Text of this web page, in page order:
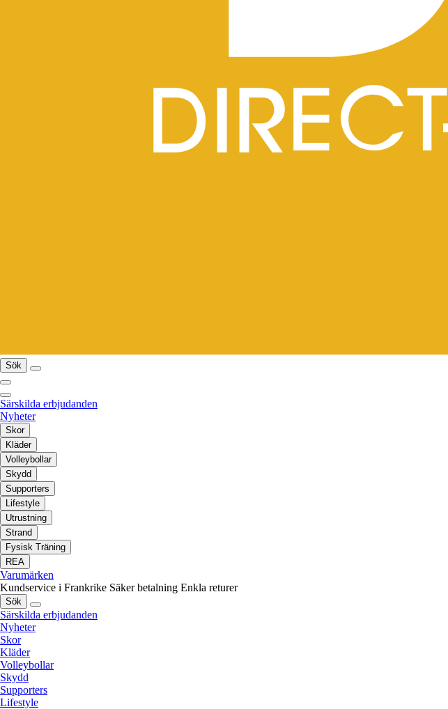
Sök
Särskilda erbjudanden
Nyheter
Skor
Kläder
Volleybollar
Skydd
Supporters
Lifestyle
Utrustning
Strand
Fysisk Träning
REA
Varumärken
Kundservice i Frankrike Säker betalning Enkla returer
Sök
Särskilda erbjudanden
Nyheter
Skor
Kläder
Volleybollar
Skydd
Supporters
Lifestyle